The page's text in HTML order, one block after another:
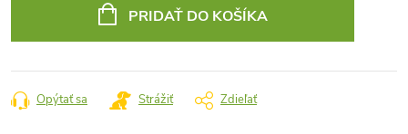
PRIDAŤ DO KOŠÍKA
Opýtať sa Strážiť Zdieľať